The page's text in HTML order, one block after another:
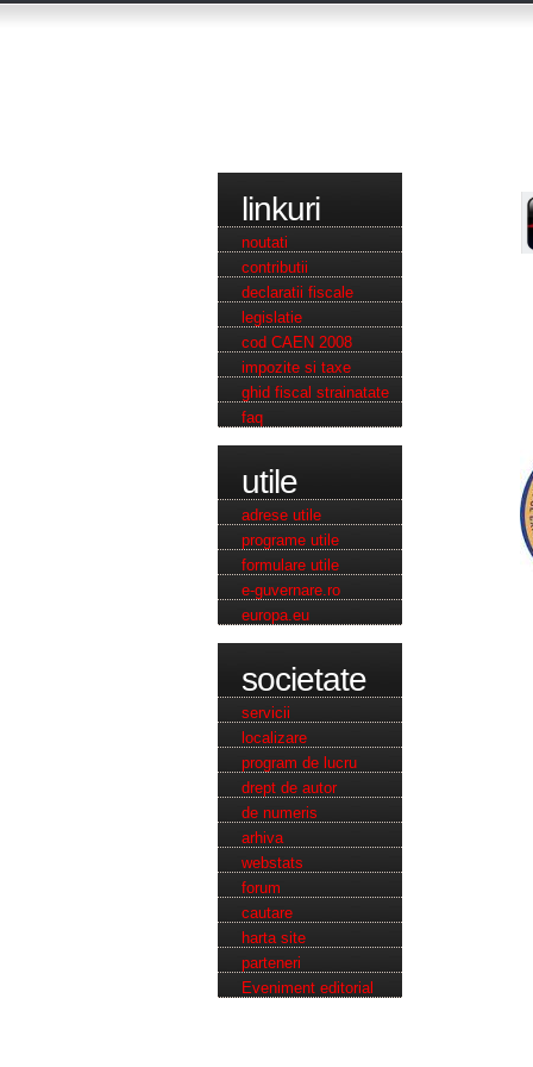
linkuri
noutati
contributii
declaratii fiscale
legislatie
cod CAEN 2008
impozite si taxe
ghid fiscal strainatate
faq
utile
adrese utile
programe utile
formulare utile
e-guvernare.ro
europa.eu
societate
servicii
localizare
program de lucru
drept de autor
de numeris
arhiva
webstats
forum
cautare
harta site
parteneri
Eveniment editorial